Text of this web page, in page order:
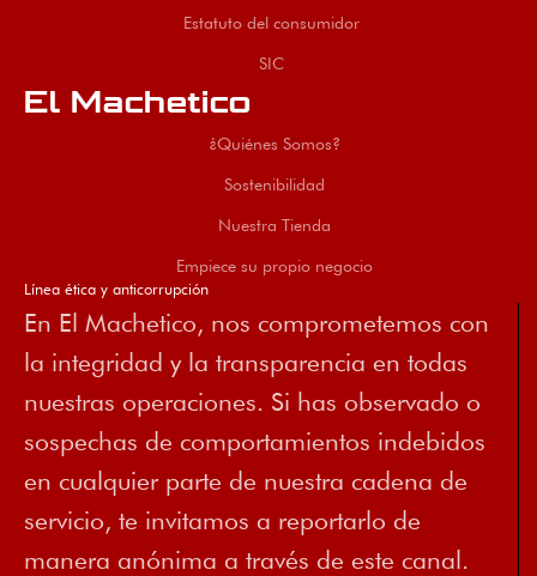
Estatuto del consumidor
SIC
El Machetico
¿Quiénes Somos?
Sostenibilidad
Nuestra Tienda
Empiece su propio negocio
Línea ética y anticorrupción
En El Machetico, nos comprometemos con
la integridad y la transparencia en todas
nuestras operaciones. Si has observado o
sospechas de comportamientos indebidos
en cualquier parte de nuestra cadena de
servicio, te invitamos a reportarlo de
manera anónima a través de este canal.